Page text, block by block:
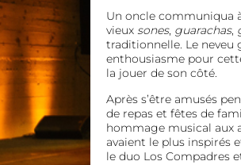
Un oncle communiqua
vieux sones, guarachas,
traditionnelle. Le
enthousiasme pour
la jouer de son côté.
Après s’être amusés
de repas et fêtes de
hommage musical aux
avaient le plus inspirés
le duo Los Compadres